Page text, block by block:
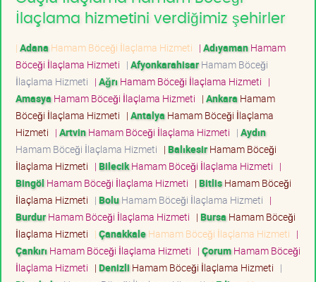
İlaçlama hizmetini verdiğimiz şehirler
| Adana Hamam Böceği İlaçlama Hizmeti | AdıyamanHamam
Böceği İlaçlama Hizmeti | AfyonkarahisarHamam Böceği
İlaçlama Hizmeti | Ağrı Hamam Böceği İlaçlama Hizmeti |
Amasya Hamam Böceği İlaçlama Hizmeti | Ankara Hamam
Böceği İlaçlama Hizmeti | Antalya Hamam Böceği İlaçlama
Hizmeti | ArtvinHamam Böceği İlaçlama Hizmeti | Aydın
Hamam Böceği İlaçlama Hizmeti | BalıkesirHamam Böceği
İlaçlama Hizmeti | BilecikHamam Böceği İlaçlama Hizmeti |
Bingöl Hamam Böceği İlaçlama Hizmeti | BitlisHamam Böceği
İlaçlama Hizmeti | BoluHamam Böceği İlaçlama Hizmeti |
BurdurHamam Böceği İlaçlama Hizmeti | Bursa Hamam Böceği
İlaçlama Hizmeti | ÇanakkaleHamam Böceği İlaçlama Hizmeti |
Çankırı Hamam Böceği İlaçlama Hizmeti | ÇorumHamam Böceği
İlaçlama Hizmeti | Denizli Hamam Böceği İlaçlama Hizmeti |